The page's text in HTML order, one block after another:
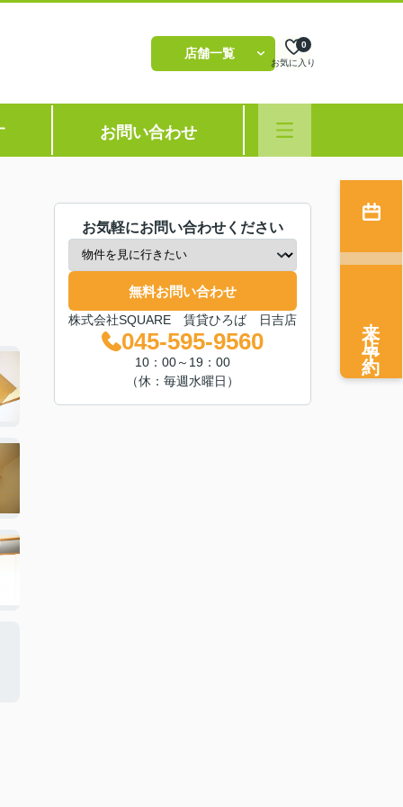
店舗一覧
お気に入り
0
お問い合わせ
お気軽にお問い合わせください
無料お問い合わせ
株式会社SQUARE 賃貸ひろば 日吉店
045-595-9560
10：00～19：00
（休：毎週水曜日）
来店予約